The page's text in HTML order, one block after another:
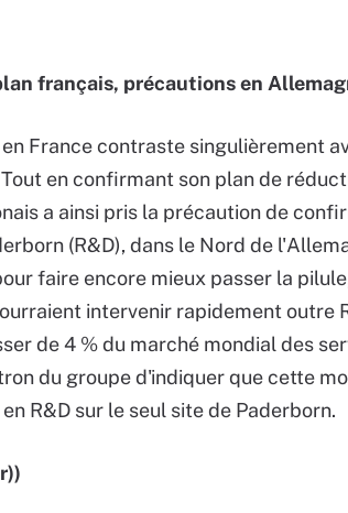
français, précautions en
France contraste singulièrement
en confirmant son plan de
a ainsi pris la précaution de
(R&D), dans le Nord de
faire encore mieux passer la
intervenir rapidement outre
de 4 % du marché mondial des
du groupe d'indiquer que cette
R&D sur le seul site de Paderborn.